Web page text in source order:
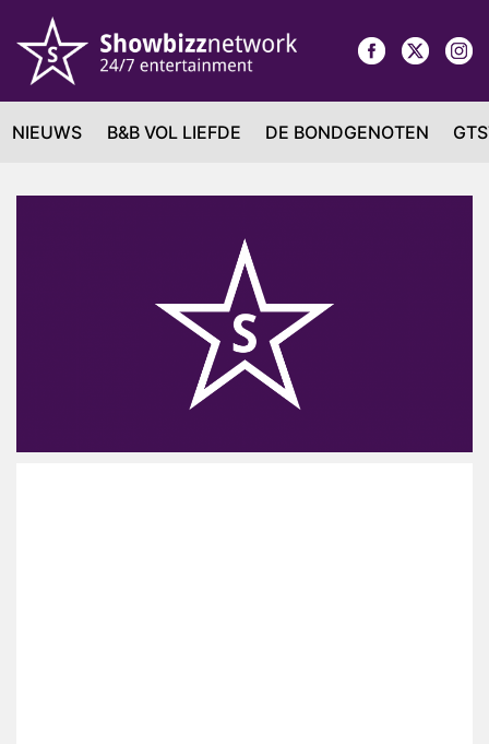
NIEUWS B&B VOL LIEFDE DE BONDGENOTEN